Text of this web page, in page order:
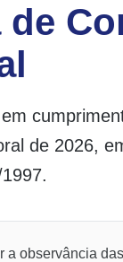
de
de 2026,
a observância